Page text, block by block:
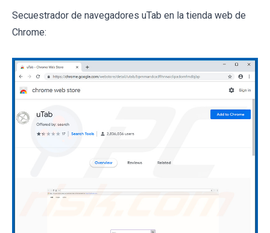
Secuestrador de navegadores uTab en la tienda web de
Chrome: